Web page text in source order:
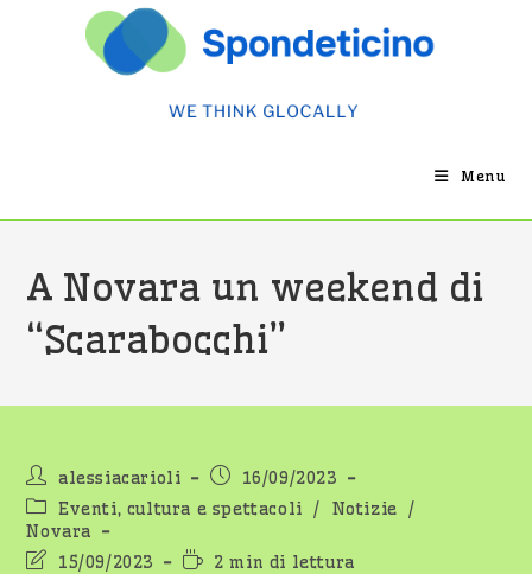
Menu
A Novara un weekend di
“Scarabocchi”
Autore
dell'articolo:
alessiacarioli
Articolo
pubblicato:
16/09/2023
Categoria
dell'articolo:
Eventi, cultura e spettacoli / Notizie /
Novara
Ultima15/09/2023
Tempo2 min di lettura